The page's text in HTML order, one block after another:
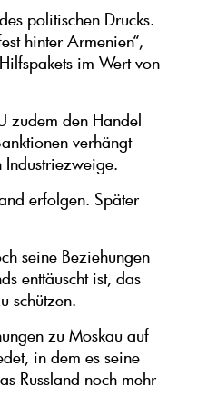
politischen Drucks.
hinter Armenien“,
im Wert von
zudem den Handel
verhängt
Industriezweige.
erfolgen. Später
seine Beziehungen
enttäuscht ist, das
schützen.
zu Moskau auf
in dem es seine
Russland noch mehr